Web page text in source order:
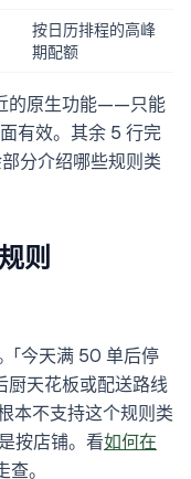
按日历排程的高峰
期配额
的原生功能——只能
有效。其余 5 行完
分介绍哪些规则类
则
「今天满 50 单后停
厨天花板或配送路线
本不支持这个规则类
按店铺。看如何在
。